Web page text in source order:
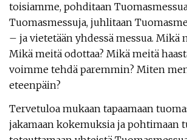
toisiamme, pohditaan
Tuomasmessuja, juhlitaan
– ja vietetään yhdessä messua. Mikä
Mikä meitä odottaa? Mikä meitä
voimme tehdä paremmin? Miten
eteenpäin?
Tervetuloa mukaan tapaamaan
jakamaan kokemuksia ja pohtimaan